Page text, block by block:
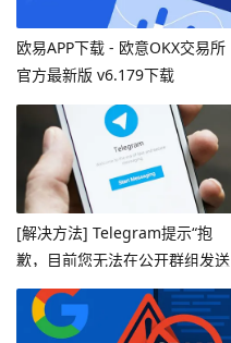
欧易APP下载 - 欧意OKX交易所
官方最新版 v6.179下载
[解决方法] Telegram提示“抱
歉，目前您无法在公开群组发送
消息”